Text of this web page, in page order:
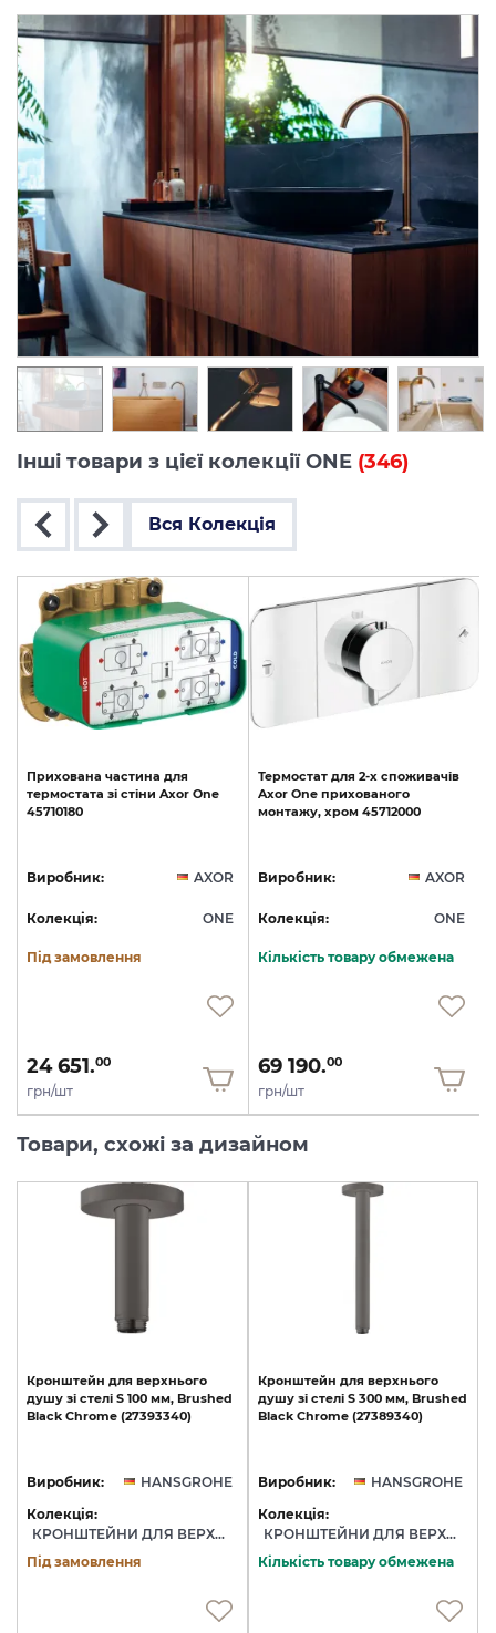
Інші товари з цієї колекції ONE (346)
Вся Колекція
Прихована частина для
термостата зі стіни Axor One
45710180
Виробник: AXOR
Колекція: ONE
Під замовлення
24 651.00
грн/шт
Термостат для 2-х споживачів
Axor One прихованого
монтажу, хром 45712000
Виробник: AXOR
Колекція: ONE
Кількість товару обмежена
69 190.00
грн/шт
Товари, схожі за дизайном
Кронштейн для верхнього
душу зі стелі S 100 мм, Brushed
Black Chrome (27393340)
Виробник:
HANSGROHE
Колекція:
КРОНШТЕЙНИ ДЛЯ ВЕРХНЬОГО ДУШУ
Під замовлення
Кронштейн для верхнього
душу зі стелі S 300 мм, Brushed
Black Chrome (27389340)
Виробник:
HANSGROHE
Колекція:
КРОНШТЕЙНИ ДЛЯ ВЕРХНЬОГО ДУШУ
Кількість товару обмежена